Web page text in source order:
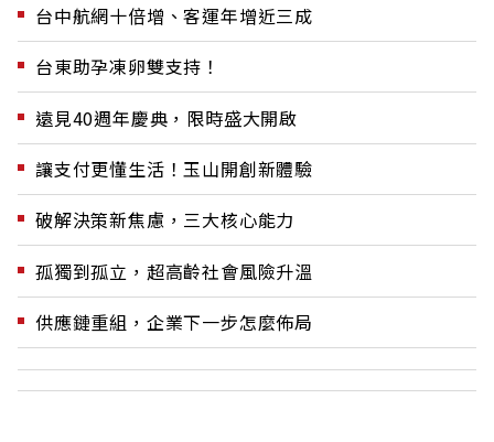
台中航網十倍增、客運年增近三成
台東助孕凍卵雙支持！
遠見40週年慶典，限時盛大開啟
讓支付更懂生活！玉山開創新體驗
破解決策新焦慮，三大核心能力
孤獨到孤立，超高齡社會風險升溫
供應鏈重組，企業下一步怎麼佈局